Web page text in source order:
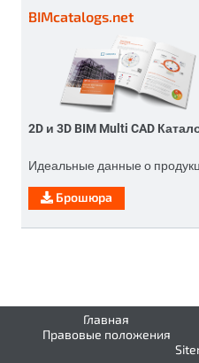
BIMcatalogs.net
2D и 3D BIM Multi CAD
Идеальные данные о
Брошюра
Главная
Правовые положения